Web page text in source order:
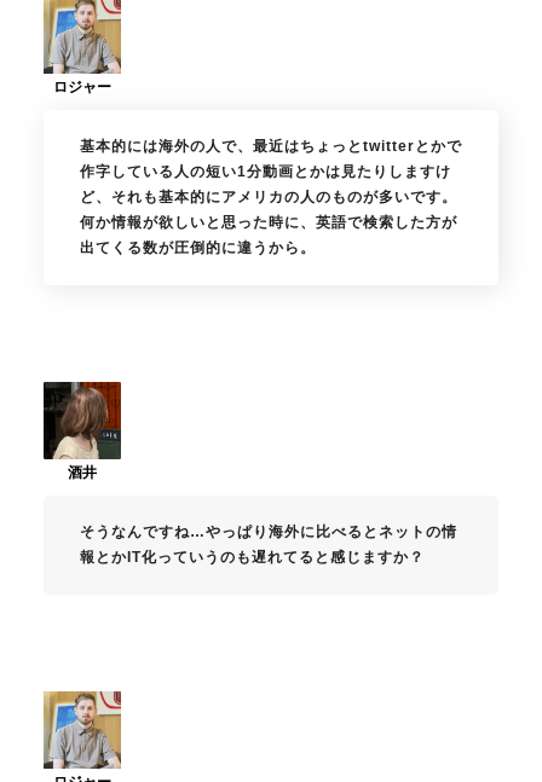
基本的には海外の人で、最近はちょっとtwitterとかで
作字している人の短い1分動画とかは見たりしますけ
ど、それも基本的にアメリカの人のものが多いです。
何か情報が欲しいと思った時に、英語で検索した方が
出てくる数が圧倒的に違うから。
そうなんですね…やっぱり海外に比べるとネットの情
報とかIT化っていうのも遅れてると感じますか？